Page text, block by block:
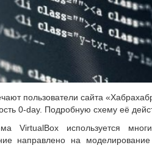
пользователи сайта
0-day. Подробную схему её
VirtualBox используется
направлено на